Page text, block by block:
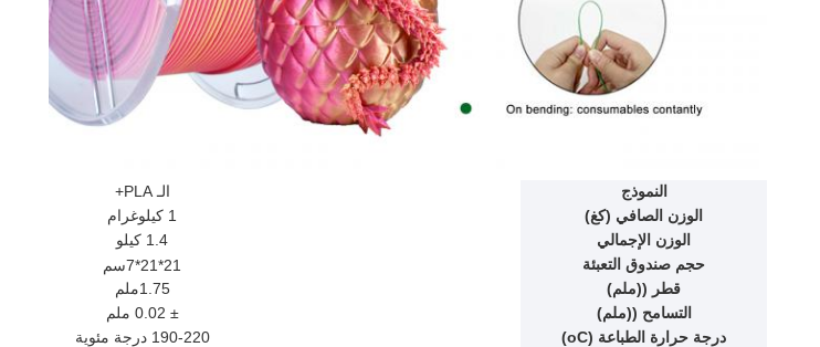
النموذج
الـ PLA+
الوزن الصافي (كغ)
1 كيلوغرام
الوزن الإجمالي
1.4 كيلو
حجم صندوق التعبئة
21*21*7سم
قطر ((ملم)
1.75ملم
التسامح ((ملم)
± 0.02 ملم
درجة حرارة الطباعة (oC)
190-220 درجة مئوية